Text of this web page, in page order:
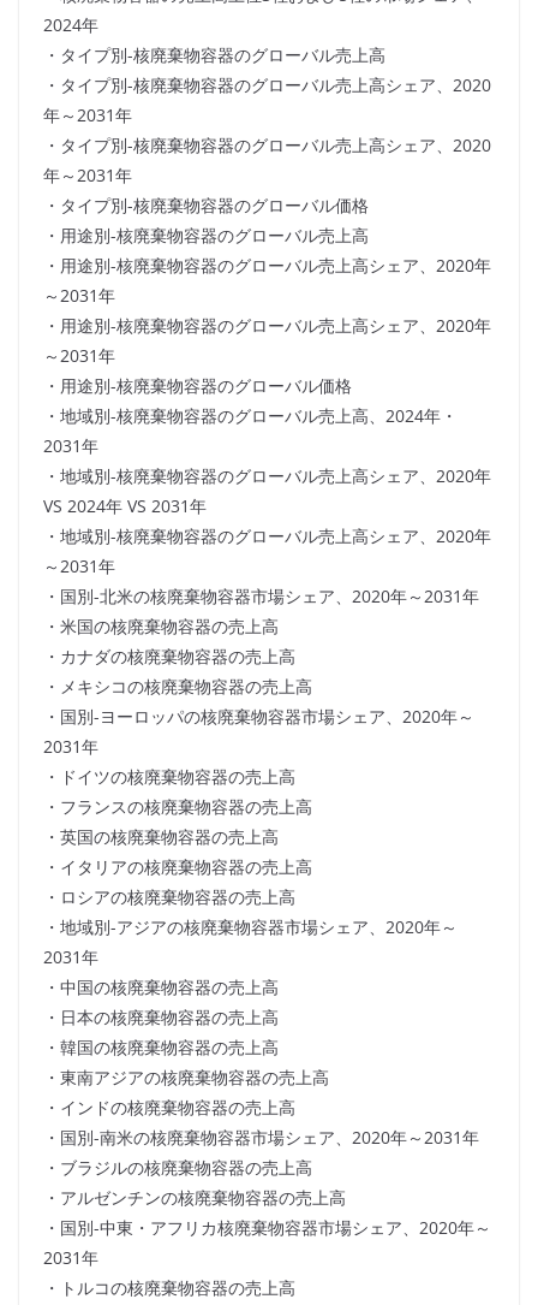
2024年
・タイプ別-核廃棄物容器のグローバル売上高
・タイプ別-核廃棄物容器のグローバル売上高シェア、2020
年～2031年
・タイプ別-核廃棄物容器のグローバル売上高シェア、2020
年～2031年
・タイプ別-核廃棄物容器のグローバル価格
・用途別-核廃棄物容器のグローバル売上高
・用途別-核廃棄物容器のグローバル売上高シェア、2020年
～2031年
・用途別-核廃棄物容器のグローバル売上高シェア、2020年
～2031年
・用途別-核廃棄物容器のグローバル価格
・地域別-核廃棄物容器のグローバル売上高、2024年・
2031年
・地域別-核廃棄物容器のグローバル売上高シェア、2020年
VS 2024年 VS 2031年
・地域別-核廃棄物容器のグローバル売上高シェア、2020年
～2031年
・国別-北米の核廃棄物容器市場シェア、2020年～2031年
・米国の核廃棄物容器の売上高
・カナダの核廃棄物容器の売上高
・メキシコの核廃棄物容器の売上高
・国別-ヨーロッパの核廃棄物容器市場シェア、2020年～
2031年
・ドイツの核廃棄物容器の売上高
・フランスの核廃棄物容器の売上高
・英国の核廃棄物容器の売上高
・イタリアの核廃棄物容器の売上高
・ロシアの核廃棄物容器の売上高
・地域別-アジアの核廃棄物容器市場シェア、2020年～
2031年
・中国の核廃棄物容器の売上高
・日本の核廃棄物容器の売上高
・韓国の核廃棄物容器の売上高
・東南アジアの核廃棄物容器の売上高
・インドの核廃棄物容器の売上高
・国別-南米の核廃棄物容器市場シェア、2020年～2031年
・ブラジルの核廃棄物容器の売上高
・アルゼンチンの核廃棄物容器の売上高
・国別-中東・アフリカ核廃棄物容器市場シェア、2020年～
2031年
・トルコの核廃棄物容器の売上高